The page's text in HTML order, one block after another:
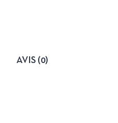
AVIS (0)